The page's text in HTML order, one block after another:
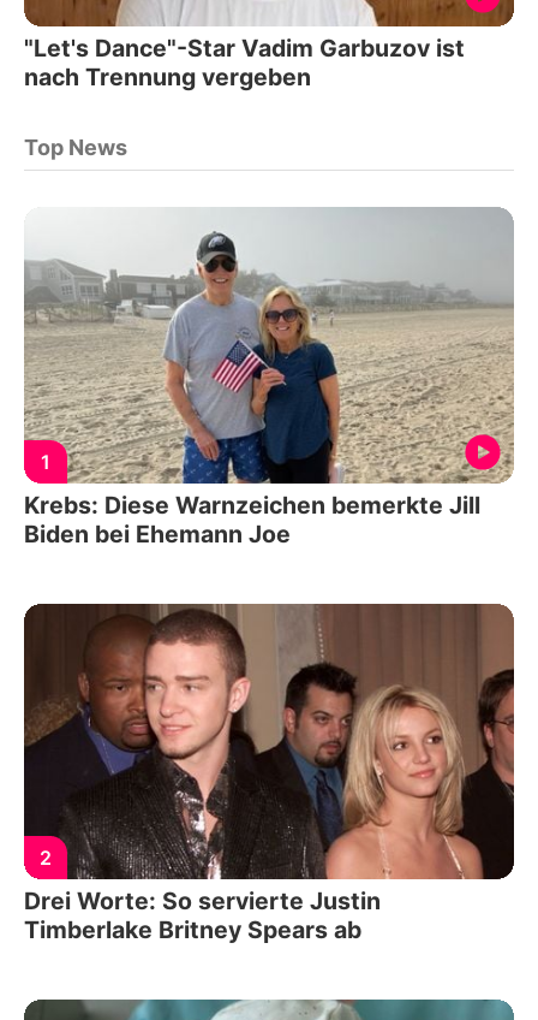
"Let's Dance"-Star Vadim Garbuzov ist
nach Trennung vergeben
Top News
1
Krebs: Diese Warnzeichen bemerkte Jill
Biden bei Ehemann Joe
2
Drei Worte: So servierte Justin
Timberlake Britney Spears ab